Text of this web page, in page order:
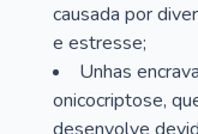
causada por
e estresse;
Unhas
onicocriptose,